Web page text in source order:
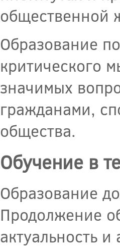
общественной
Образование
критического
значимых
гражданами,
общества.
Обучение в
Образование
Продолжение
актуальность